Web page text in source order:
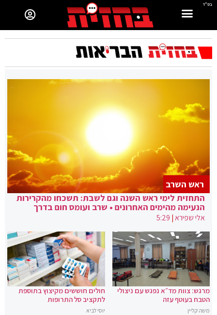
בס"ד
התחזית לימי ראש השנה וגם לשבת: תשכחו מהקרירות
הנעימה מהימים האחרונים • שרב ועומס חום בדרך
אלי שפירא|
5:29
ראש השרב
מרגש: צוות מד״א נפגש עם ניצולי
הטבח בעוטף עזה
משה קליין
חולים חוששים מקיצוץ בתוספת
לתקציב סל התרופות
יוסי לביא